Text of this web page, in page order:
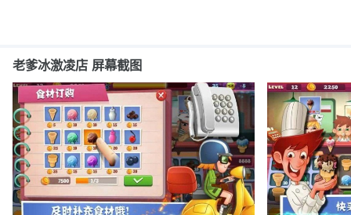
老爹冰激凌店 屏幕截图